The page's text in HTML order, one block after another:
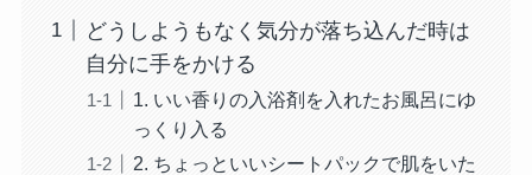
どうしようもなく気分が落ち込んだ時は
自分に手をかける
1. いい香りの入浴剤を入れたお風呂にゆ
っくり入る
2. ちょっといいシートパックで肌をいた